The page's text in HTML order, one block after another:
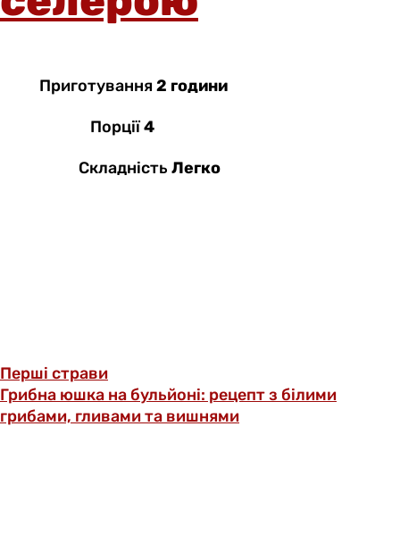
Приготування2 години
Порції4
Складність Легко
Перші страви
Грибна юшка на бульйоні: рецепт з білими
грибами, гливами та вишнями